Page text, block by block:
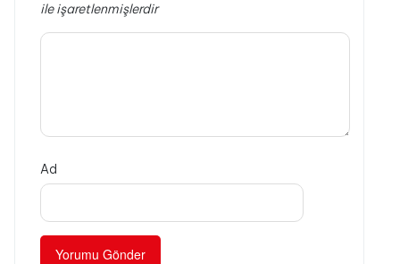
ile işaretlenmişlerdir
Ad